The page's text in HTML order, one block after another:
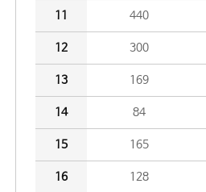
11 440
12 300
13 169
14 84
15 165
16 128